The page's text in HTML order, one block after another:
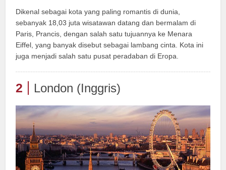
Dikenal sebagai kota yang paling romantis di dunia,
sebanyak 18,03 juta wisatawan datang dan bermalam di
Paris, Prancis, dengan salah satu tujuannya ke Menara
Eiffel, yang banyak disebut sebagai lambang cinta. Kota ini
juga menjadi salah satu pusat peradaban di Eropa.
2 London (Inggris)